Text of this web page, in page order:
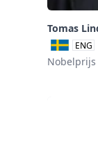
Tomas
ENG
Nobelprijs